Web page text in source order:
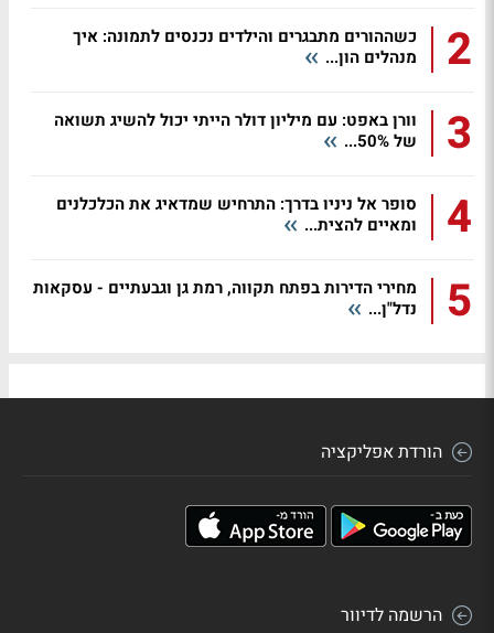
2
כשההורים מתבגרים והילדים נכנסים לתמונה: איך
מנהלים הון...
3
וורן באפט: עם מיליון דולר הייתי יכול להשיג תשואה
של 50%...
4
סופר אל ניניו בדרך: התרחיש שמדאיג את הכלכלנים
ומאיים להצית...
5
מחירי הדירות בפתח תקווה, רמת גן וגבעתיים - עסקאות
נדל"ן...
הורדת אפליקציה
הרשמה לדיוור